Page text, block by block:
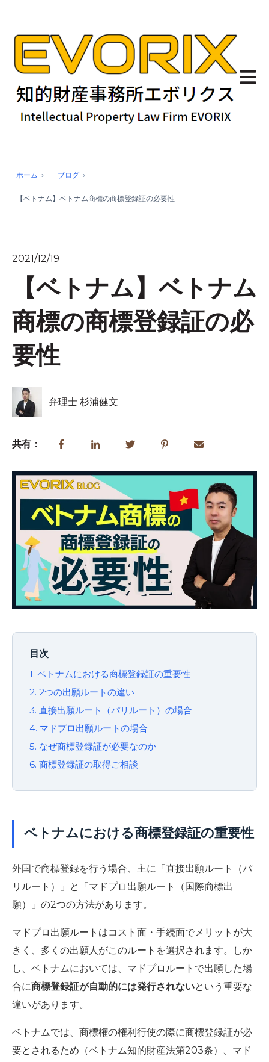
メイ
ホーム ブログ
【ベトナム】ベトナム商標の商標登録証の必要性
2021/12/19
【ベトナム】ベトナム
商標の商標登録証の必
要性
弁理士 杉浦健文
共有：
目次
1. ベトナムにおける商標登録証の重要性
2. 2つの出願ルートの違い
3. 直接出願ルート（パリルート）の場合
4. マドプロ出願ルートの場合
5. なぜ商標登録証が必要なのか
6. 商標登録証の取得ご相談
ベトナムにおける商標登録証の重要性
外国で商標登録を行う場合、主に「直接出願ルート（パ
リルート）」と「マドプロ出願ルート（国際商標出
願）」の2つの方法があります。
マドプロ出願ルートはコスト面・手続面でメリットが大
きく、多くの出願人がこのルートを選択されます。しか
し、ベトナムにおいては、マドプロルートで出願した場
合に商標登録証が自動的には発行されないという重要な
違いがあります。
ベトナムでは、商標権の権利行使の際に商標登録証が必
要とされるため（ベトナム知的財産法第203条）、マド